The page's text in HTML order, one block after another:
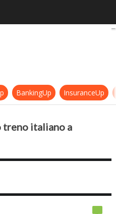
TREEN, il primo treno
BankingUp InsuranceUp
treno italiano a